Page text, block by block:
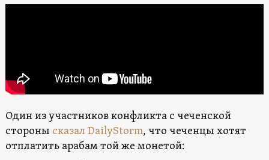
Один из участников конфликта с чеченской
стороны сказал DаilуStorm, что чеченцы хотят
отплатить арабам той же монетой: